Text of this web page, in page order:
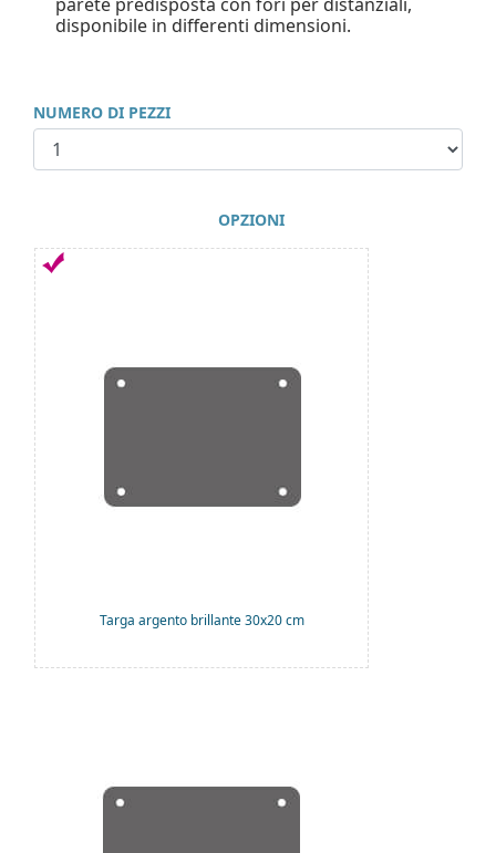
disponibile in differenti dimensioni.
NUMERO DI PEZZI
OPZIONI
Targa argento brillante 30x20 cm